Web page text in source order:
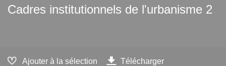
Cadres institutionnels de l'urbanisme 2
Ajouter à la sélection Télécharger